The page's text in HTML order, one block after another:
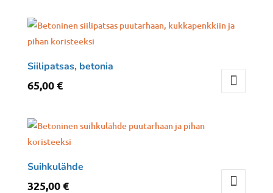
Siilipatsas, betonia
65,00€
Suihkulähde
325,00€